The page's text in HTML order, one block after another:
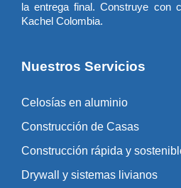
la entrega final. Construye con
Kachel Colombia.
Nuestros Servicios
Celosías en aluminio
Construcción de Casas
Construcción rápida y
Drywall y sistemas livianos